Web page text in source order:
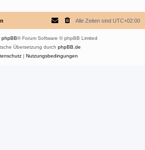
Alle Zeiten sind UTC+02:00
phpBB® Forum Software © phpBB Limited
Übersetzung durch phpBB.de
| Nutzungsbedingungen